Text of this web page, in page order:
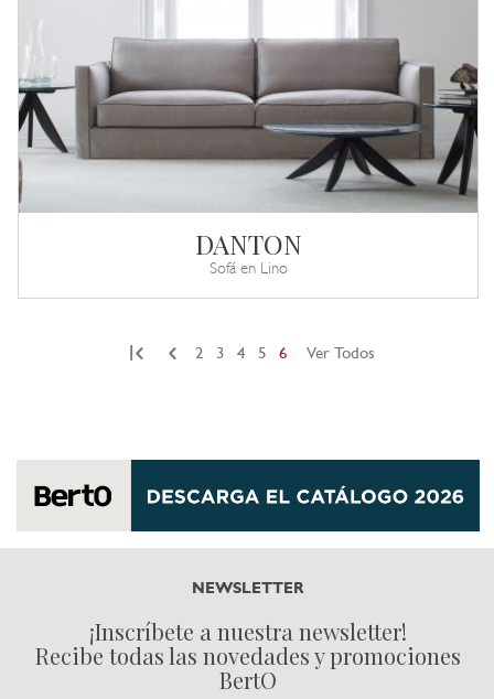
DANTON
Sofá en Lino
2 3 4 5 6 Ver Todos
NEWSLETTER
¡Inscríbete a nuestra newsletter!
Recibe todas las novedades y promociones
BertO